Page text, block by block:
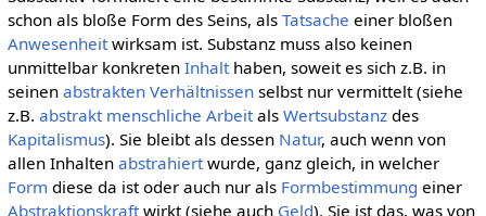
schon als bloße Form des Seins, als Tatsache einer bloßen
Anwesenheitwirksam ist. Substanz muss also keinen
unmittelbar konkreten Inhalthaben, soweit es sich z.B. in
seinen abstrakten Verhältnissenselbst nur vermittelt (siehe
z.B. abstrakt menschliche Arbeitals Wertsubstanzdes
Kapitalismus). Sie bleibt als dessen Natur, auch wenn von
allen Inhalten abstrahiertwurde, ganz gleich, in welcher
Form diese da ist oder auch nur als Formbestimmung einer
Abstraktionskraftwirkt (siehe auch Geld). Sie ist das, was von